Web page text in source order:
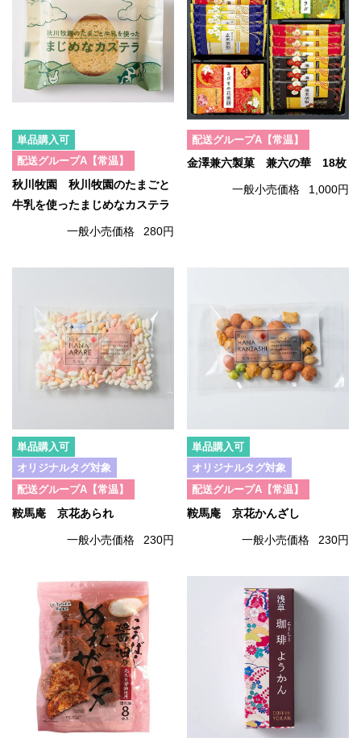
単品購入可
配送グループA【常温】
秋川牧園 秋川牧園のたまごと
牛乳を使ったまじめなカステラ
一般小売価格 280円
配送グループA【常温】
金澤兼六製菓 兼六の華 18枚
一般小売価格 1,000円
単品購入可
オリジナルタグ対象
配送グループA【常温】
鞍馬庵 京花あられ
一般小売価格 230円
単品購入可
オリジナルタグ対象
配送グループA【常温】
鞍馬庵 京花かんざし
一般小売価格 230円